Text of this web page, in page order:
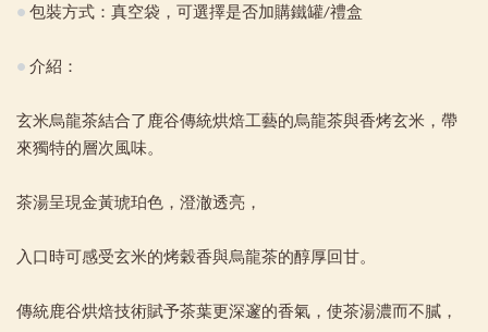
● 包裝方式：真空袋，可選擇是否加購鐵罐/禮盒
● 介紹：
玄米烏龍茶結合了鹿谷傳統烘焙工藝的烏龍茶與香烤玄米，帶
來獨特的層次風味。
茶湯呈現金黃琥珀色，澄澈透亮，
入口時可感受玄米的烤穀香與烏龍茶的醇厚回甘。
傳統鹿谷烘焙技術賦予茶葉更深邃的香氣，使茶湯濃而不膩，